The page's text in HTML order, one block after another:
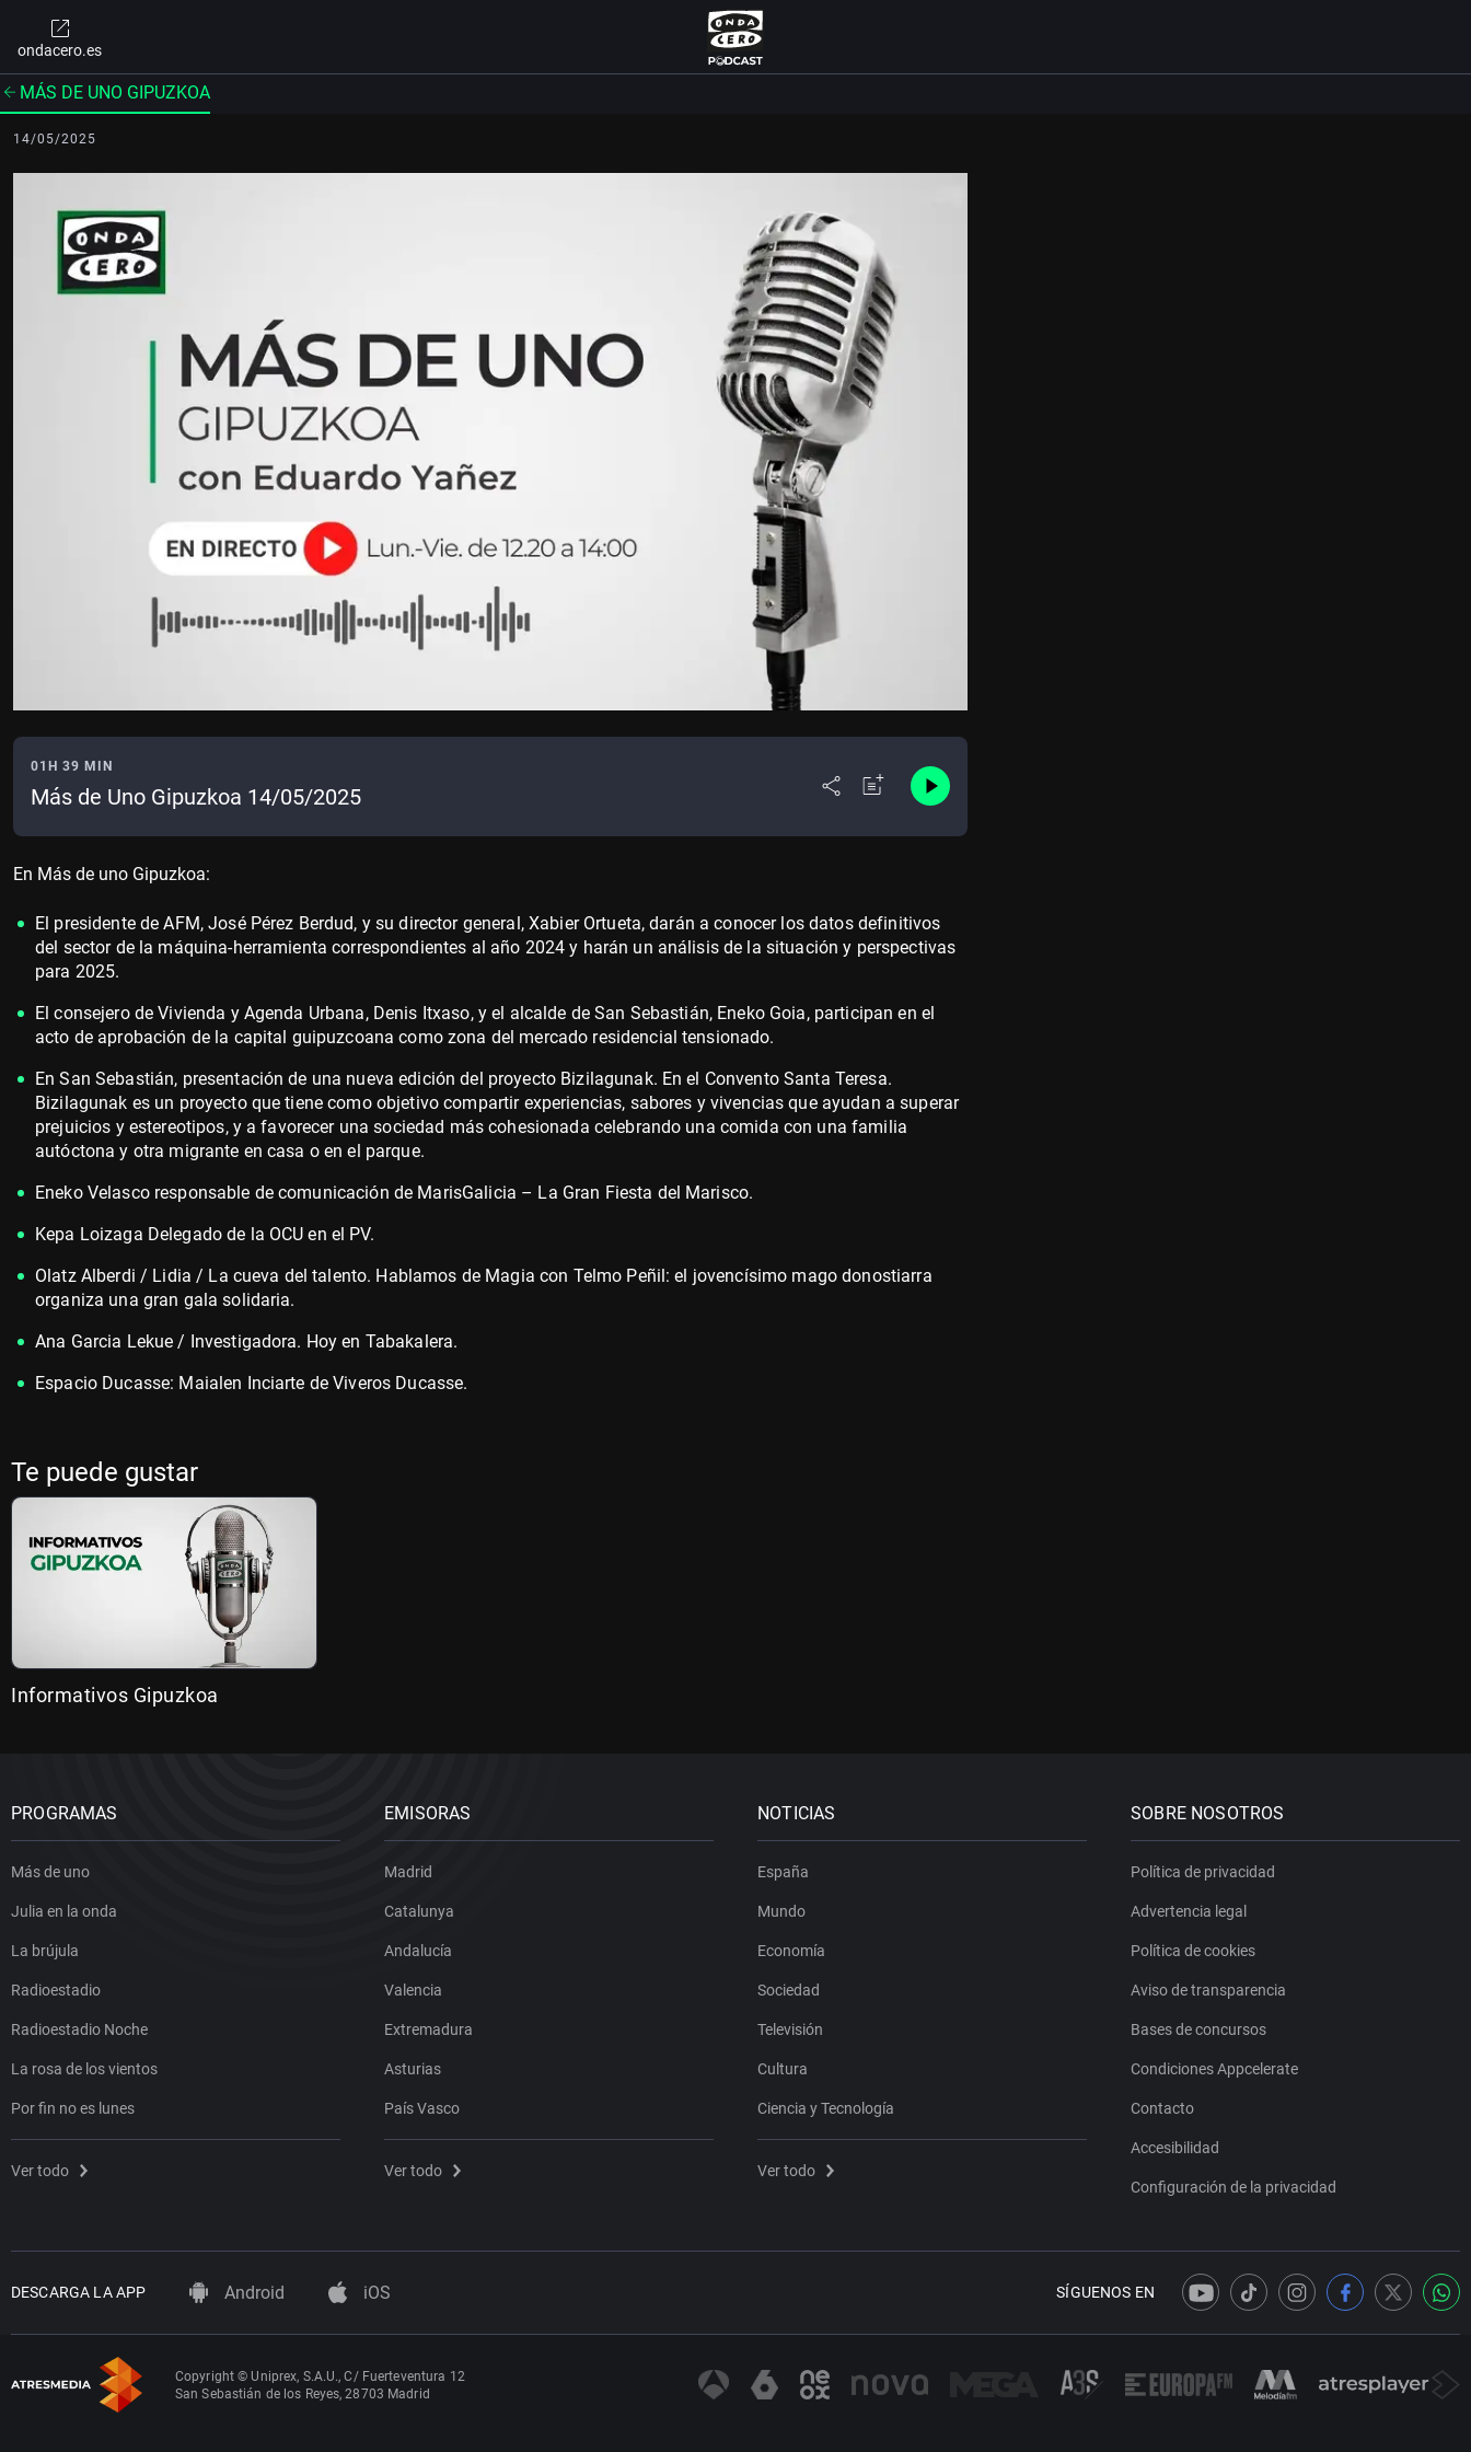
ondacero.es
MÁS DE UNO GIPUZKOA
14/05/2025
01H 39 MIN
Más de Uno Gipuzkoa 14/05/2025
En Más de uno Gipuzkoa:
El presidente de AFM, José Pérez Berdud, y su director general, Xabier Ortueta, darán a conocer los datos definitivos
del sector de la máquina-herramienta correspondientes al año 2024 y harán un análisis de la situación y perspectivas
para 2025.
El consejero de Vivienda y Agenda Urbana, Denis Itxaso, y el alcalde de San Sebastián, Eneko Goia, participan en el
acto de aprobación de la capital guipuzcoana como zona del mercado residencial tensionado.
En San Sebastián, presentación de una nueva edición del proyecto Bizilagunak. En el Convento Santa Teresa.
Bizilagunak es un proyecto que tiene como objetivo compartir experiencias, sabores y vivencias que ayudan a superar
prejuicios y estereotipos, y a favorecer una sociedad más cohesionada celebrando una comida con una familia
autóctona y otra migrante en casa o en el parque.
Eneko Velasco responsable de comunicación de MarisGalicia – La Gran Fiesta del Marisco.
Kepa Loizaga Delegado de la OCU en el PV.
Olatz Alberdi / Lidia / La cueva del talento. Hablamos de Magia con Telmo Peñil: el jovencísimo mago donostiarra
organiza una gran gala solidaria.
Ana Garcia Lekue / Investigadora. Hoy en Tabakalera.
Espacio Ducasse: Maialen Inciarte de Viveros Ducasse.
Te puede gustar
Informativos Gipuzkoa
PROGRAMAS
Más de uno
Julia en la onda
La brújula
Radioestadio
Radioestadio Noche
La rosa de los vientos
Por fin no es lunes
Ver todo
EMISORAS
Madrid
Catalunya
Andalucía
Valencia
Extremadura
Asturias
País Vasco
Ver todo
NOTICIAS
España
Mundo
Economía
Sociedad
Televisión
Cultura
Ciencia y Tecnología
Ver todo
SOBRE NOSOTROS
Política de privacidad
Advertencia legal
Política de cookies
Aviso de transparencia
Bases de concursos
Condiciones Appcelerate
Contacto
Accesibilidad
Configuración de la privacidad
DESCARGA LA APP Android iOS SÍGUENOS EN
Copyright © Uniprex, S.A.U., C/ Fuerteventura 12
San Sebastián de los Reyes, 28703 Madrid